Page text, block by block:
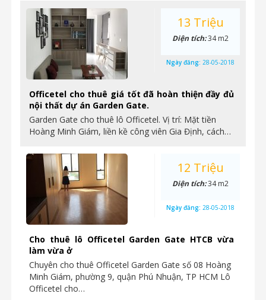
Officetel cho thuê giá tốt đã hoàn thiện đầy đủ
nội thất dự án Garden Gate.
Garden Gate cho thuê lô Officetel. Vị trí: Mặt tiền
Hoàng Minh Giám, liền kề công viên Gia Định, cách…
13 Triệu
Diện tích:34 m2
Ngày đăng: 28-05-2018
Cho thuê lô Officetel Garden Gate HTCB vừa
làm vừa ở
Chuyên cho thuê Officetel Garden Gate số 08 Hoàng
Minh Giám, phường 9, quận Phú Nhuận, TP HCM Lô
Officetel cho…
12 Triệu
Diện tích:34 m2
Ngày đăng: 28-05-2018